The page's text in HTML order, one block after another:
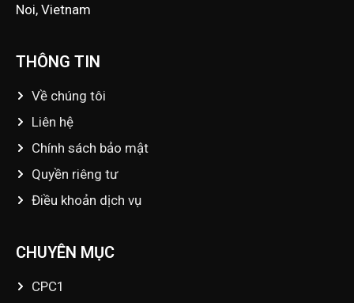
Noi, Vietnam
THÔNG TIN
Về chúng tôi
Liên hệ
Chính sách bảo mật
Quyền riêng tư
Điều khoản dịch vụ
CHUYÊN MỤC
CPC1